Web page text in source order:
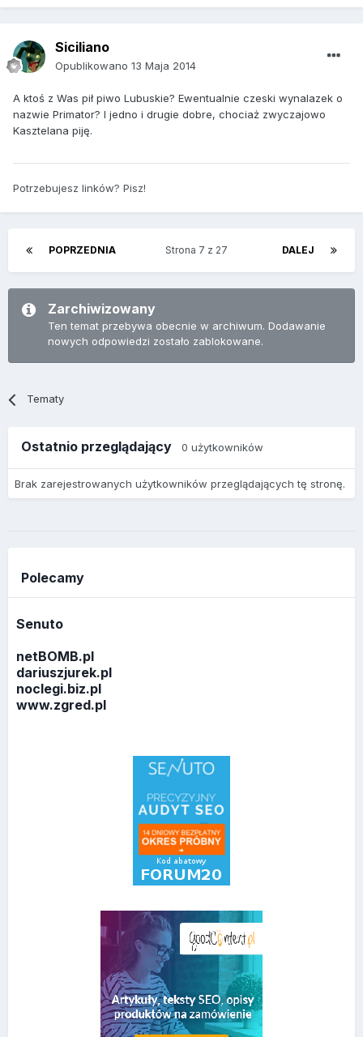
Siciliano
Opublikowano 13 Maja 2014
A ktoś z Was pił piwo Lubuskie? Ewentualnie czeski wynalazek o
nazwie Primator? I jedno i drugie dobre, chociaż zwyczajowo
Kasztelana piję.
Potrzebujesz linków? Pisz!
POPRZEDNIA DALEJ
Strona 7 z 27
Zarchiwizowany
Ten temat przebywa obecnie w archiwum. Dodawanie
nowych odpowiedzi zostało zablokowane.
Tematy
Ostatnio przeglądający 0 użytkowników
Brak zarejestrowanych użytkowników przeglądających tę stronę.
Polecamy
Senuto
netBOMB.pl
dariuszjurek.pl
noclegi.biz.pl
www.zgred.pl